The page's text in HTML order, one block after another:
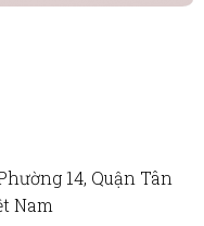
14, Quận Tân
Nam